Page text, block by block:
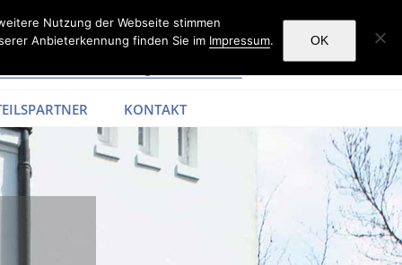
KONTAKT
Nutzung der Webseite stimmen
Anbieterkennung finden Sie im Impressum. OK